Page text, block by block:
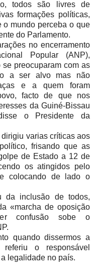
todos são livres de
formações políticas,
o mundo perceba o que
do Parlamento.
no encerramento
Popular (ANP),
preocuparam com as
a ser alvo mas não
e a quem foram
facto de que nos
da Guiné-Bissau
o Presidente da
varias críticas aos
frisando que as
de Estado a 12 de
os atingidos pelo
colocando de lado o
da inclusão de todos,
«marcha de oposição
confusão sobe o
quando dissermos a
o responsável
legalidade no país.